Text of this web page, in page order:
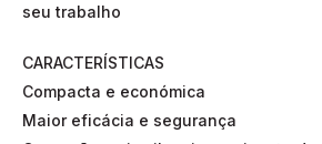
seu trabalho
CARACTERÍSTICAS
Compacta e económica
Maior eficácia e segurança